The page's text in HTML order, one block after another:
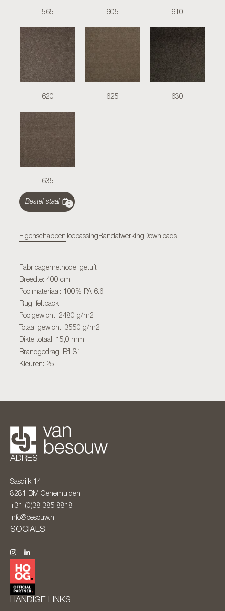
565 605 610
620 625 630
635
Bestel staal 0
Eigenschappen Toepassing Randafwerking Downloads
Fabricagemethode: getuft
Breedte: 400 cm
Poolmateriaal: 100% PA 6.6
Rug: feltback
Poolgewicht: 2480 g/m2
Totaal gewicht: 3550 g/m2
Dikte totaal: 15,0 mm
Brandgedrag: Bfl-S1
Kleuren: 25
ADRES
Sasdijk 14
8281 BM Genemuiden
+31 (0)38 385 8818
info@besouw.nl
SOCIALS
HANDIGE LINKS